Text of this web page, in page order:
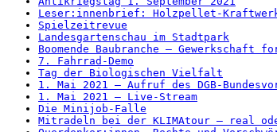
Leser:innenbrief: Holzpellet-
Spielzeitrevue
Landesgartenschau im Stadtpark
Boomende Baubranche – Gewerkschaft
7. Fahrrad-Demo
Tag der Biologischen Vielfalt
1. Mai 2021 – Aufruf des DGB-
1. Mai 2021 – Live-Stream
Die Minijob-Falle
Mitradeln bei der KLIMAtour – real